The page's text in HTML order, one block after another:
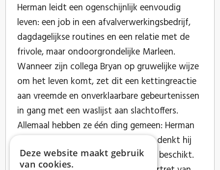
Herman leidt een ogenschijnlijk eenvoudig
leven: een job in een afvalverwerkingsbedrijf,
dagdagelijkse routines en een relatie met de
frivole, maar ondoorgrondelijke Marleen.
Wanneer zijn collega Bryan op gruwelijke wijze
om het leven komt, zet dit een kettingreactie
aan vreemde en onverklaarbare gebeurtenissen
in gang met een waslijst aan slachtoffers.
Allemaal hebben ze één ding gemeen: Herman
kende ze. Op een gegeven moment denkt hij
zelfs dat hij over een bepaalde gave beschikt.
Deze website maakt gebruik
van cookies.